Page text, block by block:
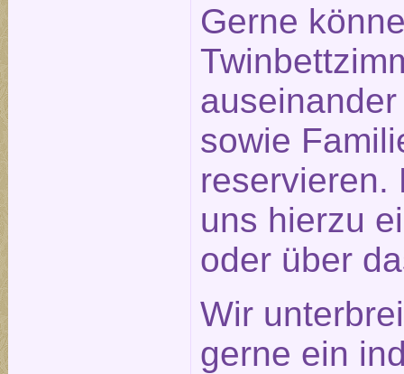
Gerne
sowie
reservieren.
uns hierzu
oder über
Wir
gerne ein